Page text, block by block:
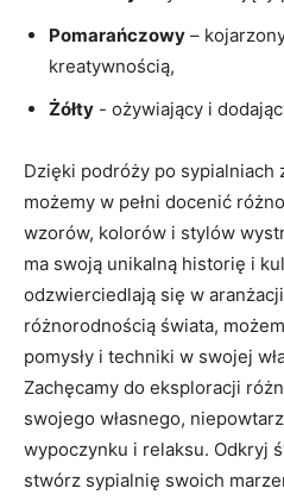
Pomarańczowy –
‍kreatywnością,
Żółty -⁤ ożywiający i
Dzięki podróży po sypialniach
możemy w pełni docenić
wzorów, kolorów i stylów
ma swoją unikalną historię i
odzwierciedlają się w
różnorodnością ‍świata,
pomysły i ​techniki w swojej
Zachęcamy​ do eksploracji
swojego własnego,
wypoczynku i relaksu. Odkryj
stwórz sypialnię swoich​